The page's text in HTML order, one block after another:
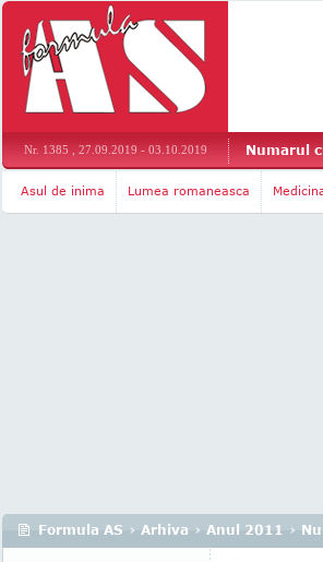
Nr. 1385 , 27.09.2019 - 03.10.2019 Numarul
Asul de inima Lumea romaneasca
Formula AS › Arhiva › Anul 2011 ›